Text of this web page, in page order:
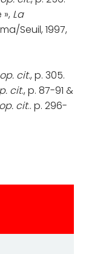
La
Seuil, 1997,
op. cit., p. 305.
cit., p. 87-91 &
op. cit.. p. 296-